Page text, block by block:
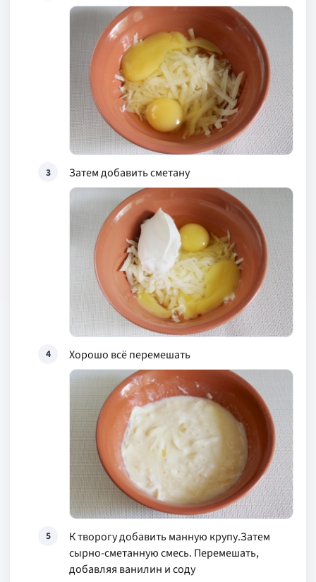
3 Затем добавить сметану
4 Хорошо всё перемешать
5
К творогу добавить манную крупу.Затем
сырно-сметанную смесь. Перемешать,
добавляя ванилин и соду